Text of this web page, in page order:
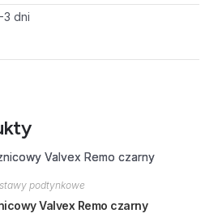
3 dni
podtynkowe
Valvex Remo czarny